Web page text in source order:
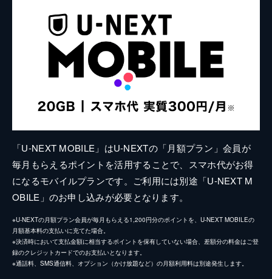
「U-NEXT MOBILE」はU-NEXTの「月額プラン」会員が
毎月もらえるポイントを活用することで、スマホ代がお得
になるモバイルプランです。ご利用には別途「U-NEXT M
OBILE」のお申し込みが必要となります。
※U-NEXTの月額プラン会員が毎月もらえる1,200円分のポイントを、U-NEXT MOBILEの
月額基本料の支払いに充てた場合。
※決済時において支払金額に相当するポイントを保有していない場合、差額分の料金はご登
録のクレジットカードでのお支払いとなります。
※通話料、SMS通信料、オプション（かけ放題など）の月額利用料は別途発生します。